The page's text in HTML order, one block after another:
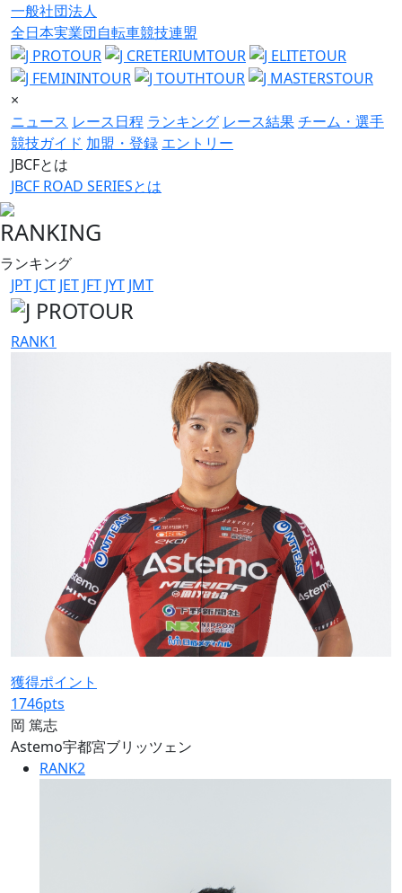
一般社団法人
全日本実業団自転車競技連盟
×
ニュース レース日程 ランキング レース結果チーム・選手
競技ガイド 加盟・登録 エントリー
JBCFとは
JBCF ROAD SERIESとは
RANKING
ランキング
JPT JCT JET JFT JYT JMT
RANK1
獲得ポイント
1746pts
岡 篤志
Astemo宇都宮ブリッツェン
RANK2